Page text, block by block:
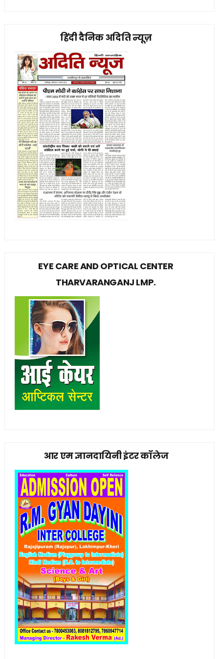
हिंदी दैनिक अदिति न्यूज़
EYE CARE AND OPTICAL CENTER
THARVARANGANJ LMP.
आर एम ज्ञानदायिनी इंटर कॉलेज